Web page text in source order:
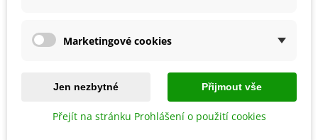
Prořezávací pilka - 230 mm - 1
ks
8 OSTATNÍ PRODUKTY ZE STEJNÉ KATEGORIE:
Marketingové cookies
Jen nezbytné Přijmout vše
Přejít na stránku Prohlášení o použití cookies